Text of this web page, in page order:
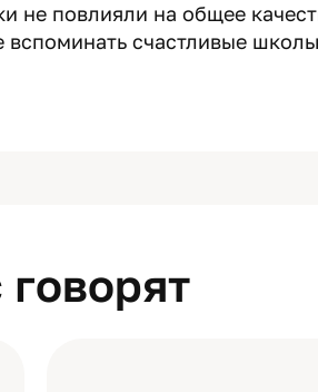
не повлияли на общее
вспоминать счастливые